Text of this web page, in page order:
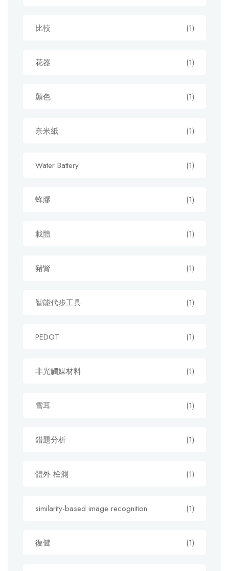
比較 (1)
花器 (1)
顏色 (1)
奈米紙 (1)
Water Battery (1)
蜂膠 (1)
載體 (1)
豬腎 (1)
智能代步工具 (1)
PEDOT (1)
非光觸媒材料 (1)
雪耳 (1)
錯題分析 (1)
體外 檢測 (1)
similarity-based image recognition (1)
復健 (1)